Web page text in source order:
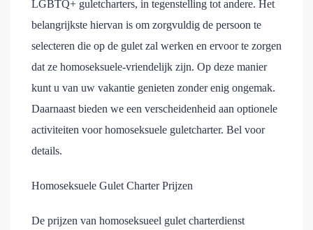
LGBTQ+ guletcharters, in tegenstelling tot andere. Het
belangrijkste hiervan is om zorgvuldig de persoon te
selecteren die op de gulet zal werken en ervoor te zorgen
dat ze homoseksuele-vriendelijk zijn. Op deze manier
kunt u van uw vakantie genieten zonder enig ongemak.
Daarnaast bieden we een verscheidenheid aan optionele
activiteiten voor homoseksuele guletcharter. Bel voor
details.
Homoseksuele Gulet Charter Prijzen
De prijzen van homoseksueel gulet charterdienst